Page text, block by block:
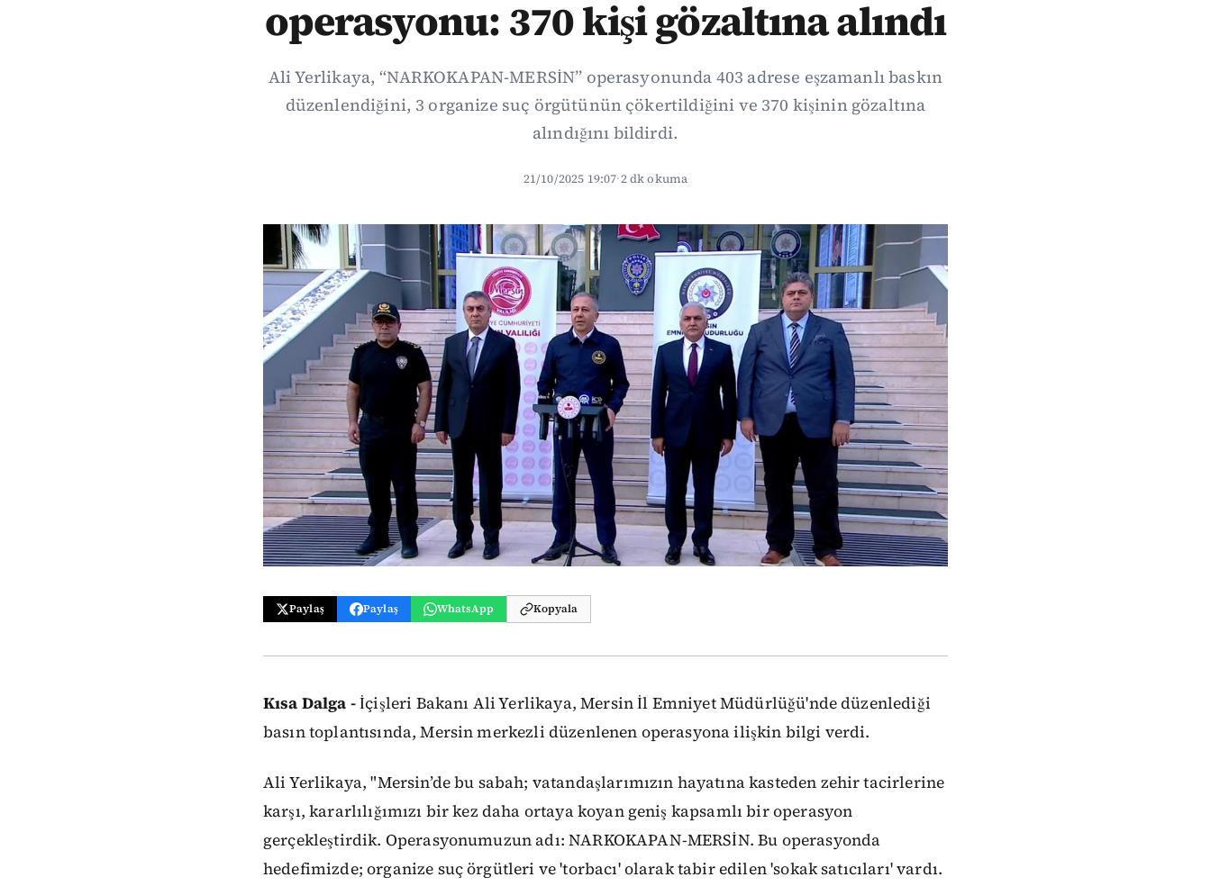
operasyonu: 370 kişi gözaltına alındı
Ali Yerlikaya, “NARKOKAPAN-MERSİN” operasyonunda 403 adrese eşzamanlı baskın
düzenlendiğini, 3 organize suç örgütünün çökertildiğini ve 370 kişinin gözaltına
alındığını bildirdi.
21/10/2025 19:07·2 dk okuma
Paylaş Paylaş WhatsApp Kopyala
Kısa Dalga -İçişleri Bakanı Ali Yerlikaya, Mersin İl Emniyet Müdürlüğü'nde düzenlediği
basın toplantısında, Mersin merkezli düzenlenen operasyona ilişkin bilgi verdi.
Ali Yerlikaya, "Mersin’de bu sabah; vatandaşlarımızın hayatına kasteden zehir tacirlerine
karşı, kararlılığımızı bir kez daha ortaya koyan geniş kapsamlı bir operasyon
gerçekleştirdik. Operasyonumuzun adı: NARKOKAPAN-MERSİN. Bu operasyonda
hedefimizde; organize suç örgütleri ve 'torbacı' olarak tabir edilen 'sokak satıcıları' vardı.